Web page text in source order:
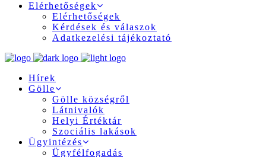
Elérhetőségek
Elérhetőségek
Kérdések és válaszok
Adatkezelési tájékoztató
Hírek
Gölle
Gölle községről
Látnivalók
Helyi Értéktár
Szociális lakások
Ügyintézés
Ügyfélfogadás